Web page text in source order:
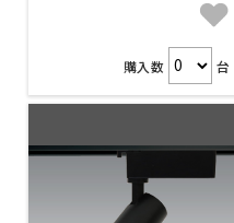
購入数 台